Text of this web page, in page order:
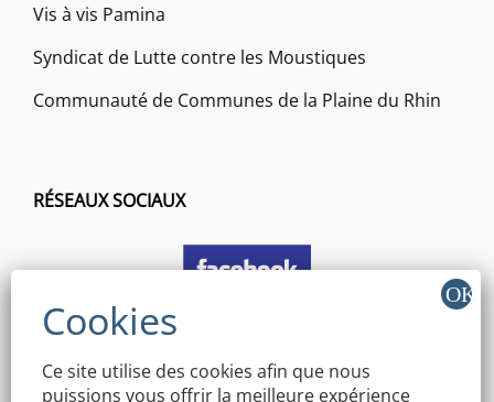
Vis à vis Pamina
Syndicat de Lutte contre les Moustiques
Communauté de Communes de la Plaine du Rhin
RÉSEAUX SOCIAUX
Ce site utilise des cookies afin que nous
puissions vous offrir la meilleure expérience